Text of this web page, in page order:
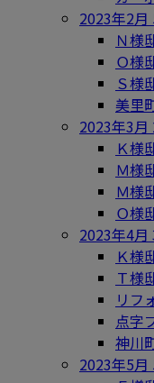
2023年2月
Ｎ様
Ｏ様
Ｓ様
美里
2023年3月
Ｋ様
Ｍ様
Ｍ様
Ｏ様
2023年4月
Ｋ様
Ｔ様
リフ
点字
神川
2023年5月